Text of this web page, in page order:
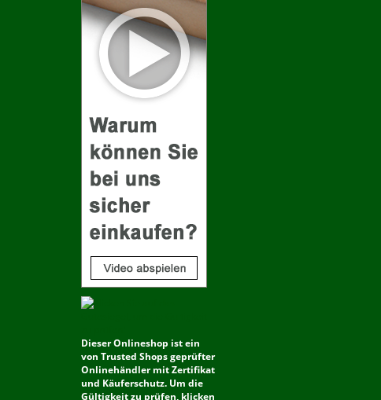
Dieser Onlineshop ist ein
von Trusted Shops geprüfter
Onlinehändler mit Zertifikat
und Käuferschutz. Um die
Gültigkeit zu prüfen, klicken